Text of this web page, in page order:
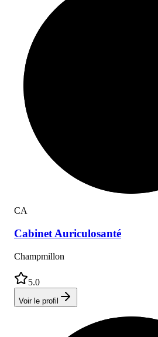
CA
Cabinet Auriculosanté
Champmillon
5.0
Voir le profil